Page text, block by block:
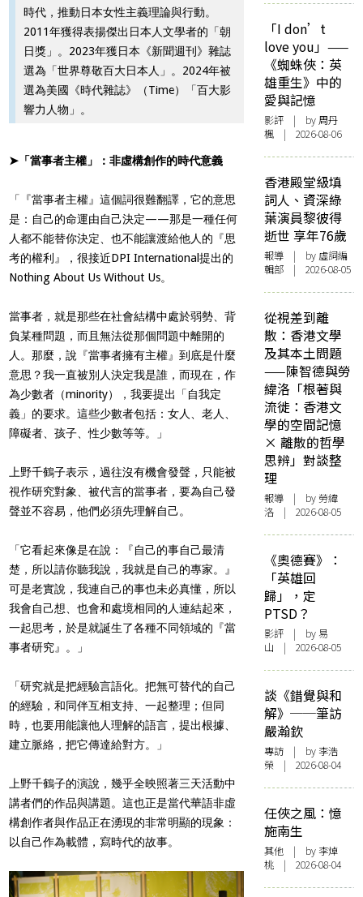
時代，推動日本女性主義理論與行動。
2011年獲得表揚傑出日本人文學者的「朝
日獎」。2023年獲日本《新聞週刊》雜誌
選為「世界尊敬百大日本人」。2024年被
選為美國《時代雜誌》（Time）「百大影
響力人物」。
➤「當事者主權」：非虛構創作的時代意義
「『當事者主權』這個詞很難翻譯，它的意思
是：自己的命運由自己決定——那是一種任何
人都不能替你決定、也不能讓渡給他人的『思
考的權利』，很接近DPI International提出的
Nothing About Us Without Us。
當事者，就是那些在社會結構中處於弱勢、背
負某種問題，而且無法從那個問題中離開的
人。那麼，說『當事者擁有主權』到底是什麼
意思？我一直被別人決定我是誰，而現在，作
為少數者（minority），我要提出「自我定
義」的要求。這些少數者包括：女人、老人、
障礙者、孩子、性少數等等。」
上野千鶴子表示，過往沒有機會發聲，只能被
視作研究對象、被代言的當事者，要為自己發
聲並不容易，他們必須先理解自己。
「它看起來像是在說：『自己的事自己最清
楚，所以請你聽我說，我就是自己的專家。』
可是老實說，我連自己的事也未必真懂，所以
我會自己想、也會和處境相同的人連結起來，
一起思考，於是就誕生了各種不同領域的『當
事者研究』。」
「研究就是把經驗言語化。把無可替代的自己
的經驗，和同伴互相支持、一起整理；但同
時，也要用能讓他人理解的語言，提出根據、
建立脈絡，把它傳達給對方。」
上野千鶴子的演說，幾乎全映照著三天活動中
講者們的作品與講題。這也正是當代華語非虛
構創作者與作品正在湧現的非常明顯的現象：
以自己作為載體，寫時代的故事。
「I don’t
love you」——
《蜘蛛俠：英
雄重生》中的
愛與記憶
影評 | by周丹
楓 | 2026-08-06
香港殿堂級填
詞人、資深綠
葉演員黎彼得
逝世 享年76歲
報導 | by 虛詞編
輯部 | 2026-08-05
從視差到離
散：香港文學
及其本土問題
——陳智德與勞
緯洛「根著與
流徙：香港文
學的空間記憶
× 離散的哲學
思辨」對談整
理
報導 | by 勞緯
洛 | 2026-08-05
《奧德賽》：
「英雄回
歸」，定
PTSD？
影評 | by 易
山 | 2026-08-05
談《錯覺與和
解》──筆訪
嚴瀚欽
專訪 | by 李浩
榮 | 2026-08-04
任俠之風：憶
施南生
其他 | by 李焯
桃 | 2026-08-04